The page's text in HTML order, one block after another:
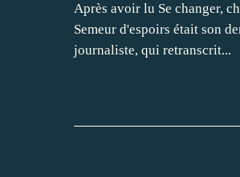
Après avoir lu Se changer,
Semeur d'espoirs était son
journaliste, qui retranscrit...